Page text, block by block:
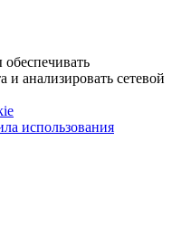
и анализировать сетевой
использования